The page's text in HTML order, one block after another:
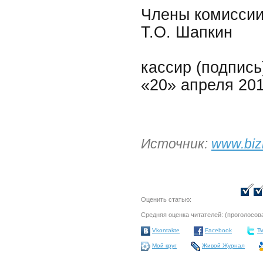
Члены
Т.О. Шапкин
кассир
«20» апреля
Источник:
Оценить статью:
Средняя оценка читателей:
Vkontakte Facebook
Мой круг Живой Журнал